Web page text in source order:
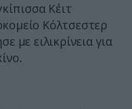
Κέιτ
Κόλτσεστερ
με ειλικρίνεια για